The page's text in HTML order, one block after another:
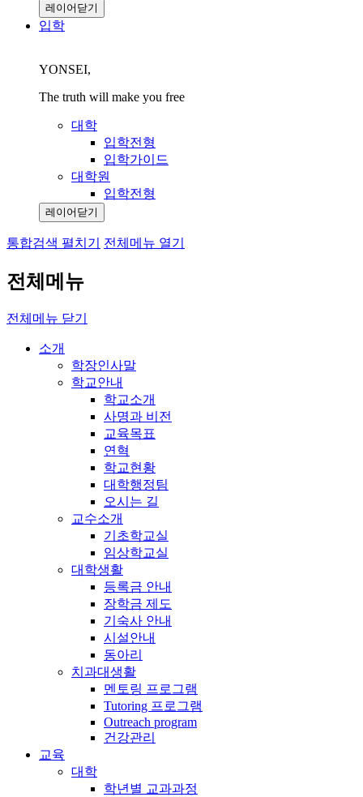
레이어닫기
입학
YONSEI,
The truth will make you free
대학
입학전형
입학가이드
대학원
입학전형
레이어닫기
통합검색 펼치기 전체메뉴 열기
전체메뉴
전체메뉴 닫기
소개
학장인사말
학교안내
학교소개
사명과 비전
교육목표
연혁
학교현황
대학행정팀
오시는 길
교수소개
기초학교실
임상학교실
대학생활
등록금 안내
장학금 제도
기숙사 안내
시설안내
동아리
치과대생활
멘토링 프로그램
Tutoring 프로그램
Outreach program
건강관리
교육
대학
학년별 교과과정